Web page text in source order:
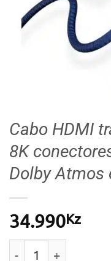
Cabo HDMI
8K
Dolby Atmos
34.990Kz